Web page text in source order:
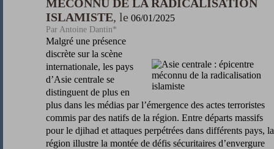
MÉCONNU DE LA RADICALISATION
ISLAMISTE
06/01/2025
Antoine Dantin*
Malgré une présence
discrète sur la scène
internationale, les pays
d’Asie centrale se
distinguent de plus en
plus dans les médias par l’émergence des actes terroristes
commis par des natifs de la région. Entre départs massifs
pour le djihad et attaques perpétrées dans différents pays, la
région illustre la montée de défis sécuritaires d’envergure